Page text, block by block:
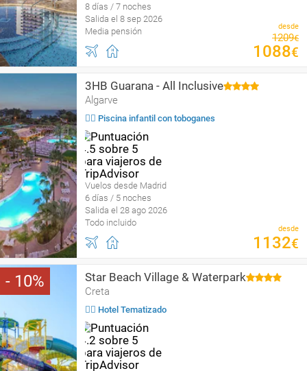
8 días / 7 noches
Salida el 8 sep 2026
Media pensión
desde
1209€
1088€
3HB Guarana - All Inclusive
Algarve
🏄‍♀️ Piscina infantil con toboganes
Vuelos desde Madrid
6 días / 5 noches
Salida el 28 ago 2026
Todo incluido
desde
1132€
10 Star Beach Village & Waterpark
Creta
🤹‍♀️ Hotel Tematizado